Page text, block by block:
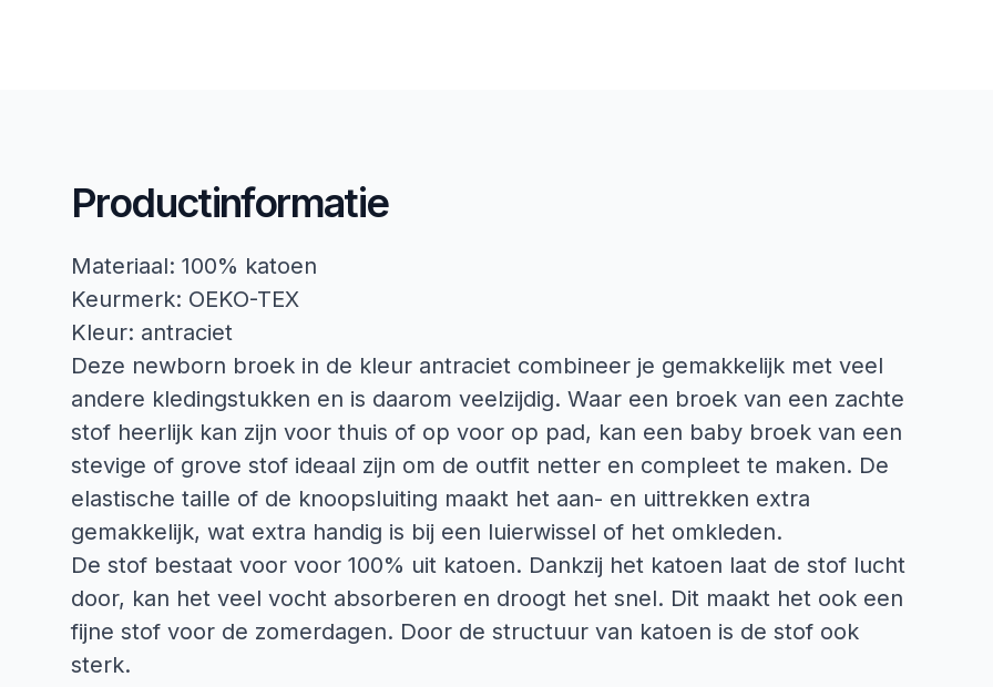
Productinformatie
Materiaal: 100% katoen
Keurmerk: OEKO-TEX
Kleur: antraciet
Deze newborn broek in de kleur antraciet combineer je gemakkelijk met veel
andere kledingstukken en is daarom veelzijdig. Waar een broek van een zachte
stof heerlijk kan zijn voor thuis of op voor op pad, kan een baby broek van een
stevige of grove stof ideaal zijn om de outfit netter en compleet te maken. De
elastische taille of de knoopsluiting maakt het aan- en uittrekken extra
gemakkelijk, wat extra handig is bij een luierwissel of het omkleden.
De stof bestaat voor voor 100% uit katoen. Dankzij het katoen laat de stof lucht
door, kan het veel vocht absorberen en droogt het snel. Dit maakt het ook een
fijne stof voor de zomerdagen. Door de structuur van katoen is de stof ook
sterk.